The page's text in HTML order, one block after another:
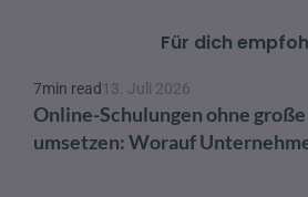
Für dich
7min read13. Juli 2026
Online-Schulungen ohne
umsetzen: Worauf